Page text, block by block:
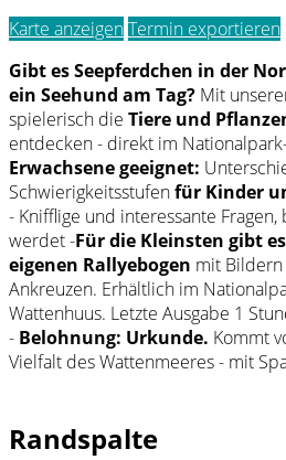
Karte anzeigenTermin exportieren
Gibt es Seepferdchen in der
ein Seehund am Tag? Mit
spielerisch die Tiere und
entdecken - direkt im
Erwachsene geeignet:
Schwierigkeitsstufenfür Kinder
- Knifflige und interessante
werdet -Für die Kleinsten gibt
eigenen Rallyebogen mit Bildern
Ankreuzen. Erhältlich im
Wattenhuus. Letzte Ausgabe 1
- Belohnung: Urkunde. Kommt
Vielfalt des Wattenmeeres
Randspalte